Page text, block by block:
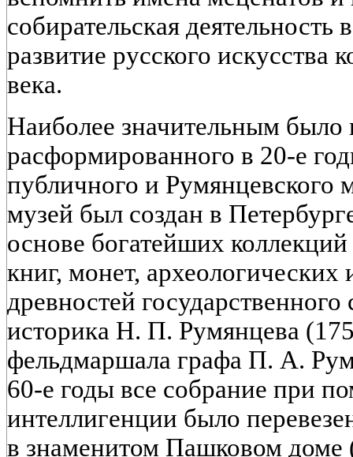
собирательская
развитие русского
века.
Наиболее значительным было
расформированного в 20-е
публичного и Румянцевского
музей был создан в
основе богатейших
книг, монет,
древностей
историка Н. П. Румянцева
фельдмаршала графа П. А.
60-е годы все собрание при
интеллигенции было
в знаменитом Пашковом доме